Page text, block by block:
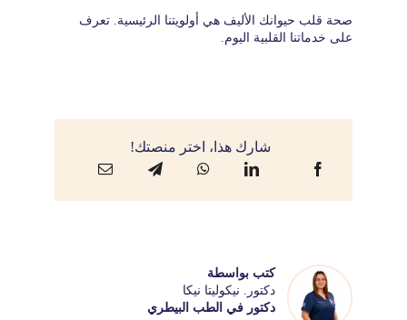
صحة قلب حيوانك الأليف هي أولويتنا الرئيسية. تعرف
على خدماتنا القلبية اليوم.
شارك هذا، اختر منصتك!
كتب بواسطة
دكتور. نيكوليتا نيكا
دكتور في الطب البيطري